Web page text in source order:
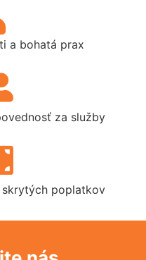
a bohatá prax
za služby
poplatkov